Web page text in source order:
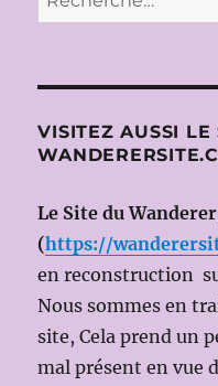
FAIRE
en
Christoph
pour :
VISITEZ AUSSI
Le Site du
(https://
en reconstruction
Nous sommes en
site, Cela prend un
mal présent en vue